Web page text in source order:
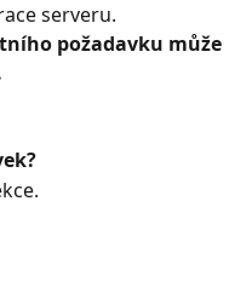
serveru.
požadavku může